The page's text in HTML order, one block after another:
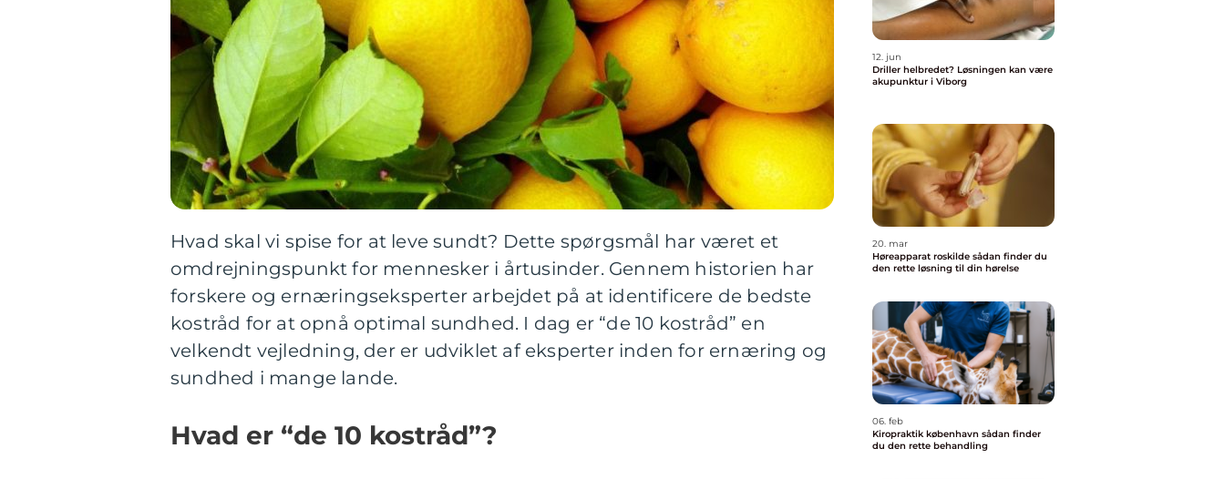
Hvad skal vi spise for at leve sundt? Dette spørgsmål har været et
omdrejningspunkt for mennesker i årtusinder. Gennem historien har
forskere og ernæringseksperter arbejdet på at identificere de bedste
kostråd for at opnå optimal sundhed. I dag er “de 10 kostråd” en
velkendt vejledning, der er udviklet af eksperter inden for ernæring og
sundhed i mange lande.
Hvad er “de 10 kostråd”?
12. jun
Driller helbredet? Løsningen kan være
akupunktur i Viborg
20. mar
Høreapparat roskilde sådan finder du
den rette løsning til din hørelse
06. feb
Kiropraktik københavn sådan finder
du den rette behandling